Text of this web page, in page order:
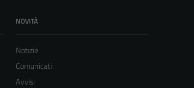
NOVITÀ
Notizie
Comunicati
Avvisi